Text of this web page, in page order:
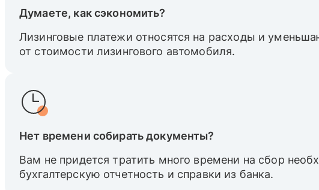
Думаете, как сэкономить?
Лизинговые платежи относятся на расходы и
от стоимости лизингового автомобиля.
Нет времени собирать документы?
Вам не придется тратить много времени на сбор
бухгалтерскую отчетность и справки из банка.